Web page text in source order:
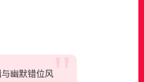
幽默错位风